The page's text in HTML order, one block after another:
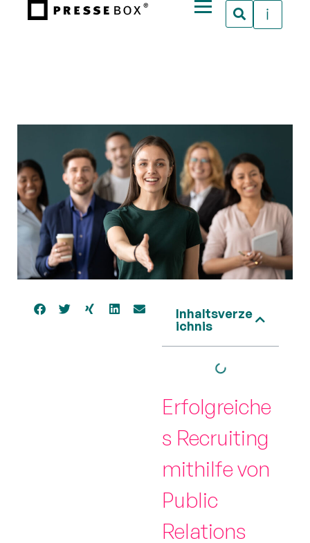
Inhaltsverze
ichnis
Erfolgreiche
s Recruiting
mithilfe von
Public
Relations